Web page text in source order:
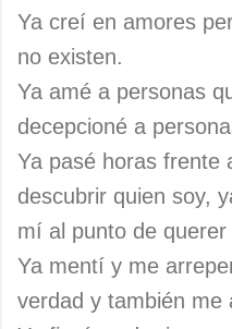
Ya creí en amores
no existen.
Ya amé a personas
decepcioné a
Ya pasé horas frente
descubrir quien soy,
mí al punto de querer
Ya mentí y me
verdad y también me